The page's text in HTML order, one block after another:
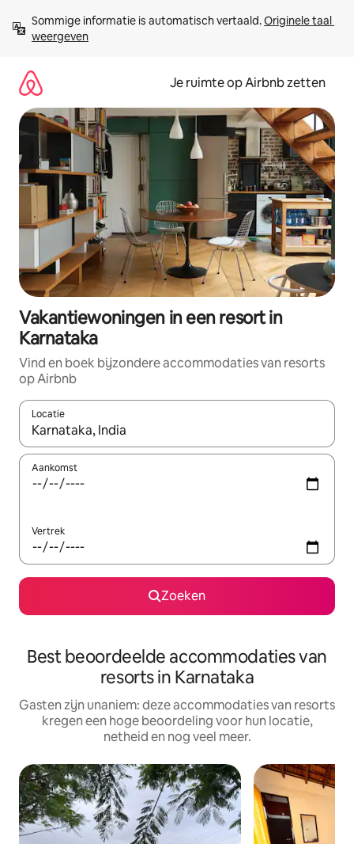
direct
naar
Sommige informatie is automatisch vertaald. Originele taal
weergeven
Je ruimte op Airbnb zetten
Vakantiewoningen in een resort in
Karnataka
Vind en boek bijzondere accommodaties van resorts
op Airbnb
Locatie
Wanneer er suggesties beschikbaar zijn, maak je een keuze
Aankomst
Vertrek
Zoeken
Best beoordeelde accommodaties van
resorts in Karnataka
Gasten zijn unaniem: deze accommodaties van resorts
kregen een hoge beoordeling voor hun locatie,
netheid en nog veel meer.